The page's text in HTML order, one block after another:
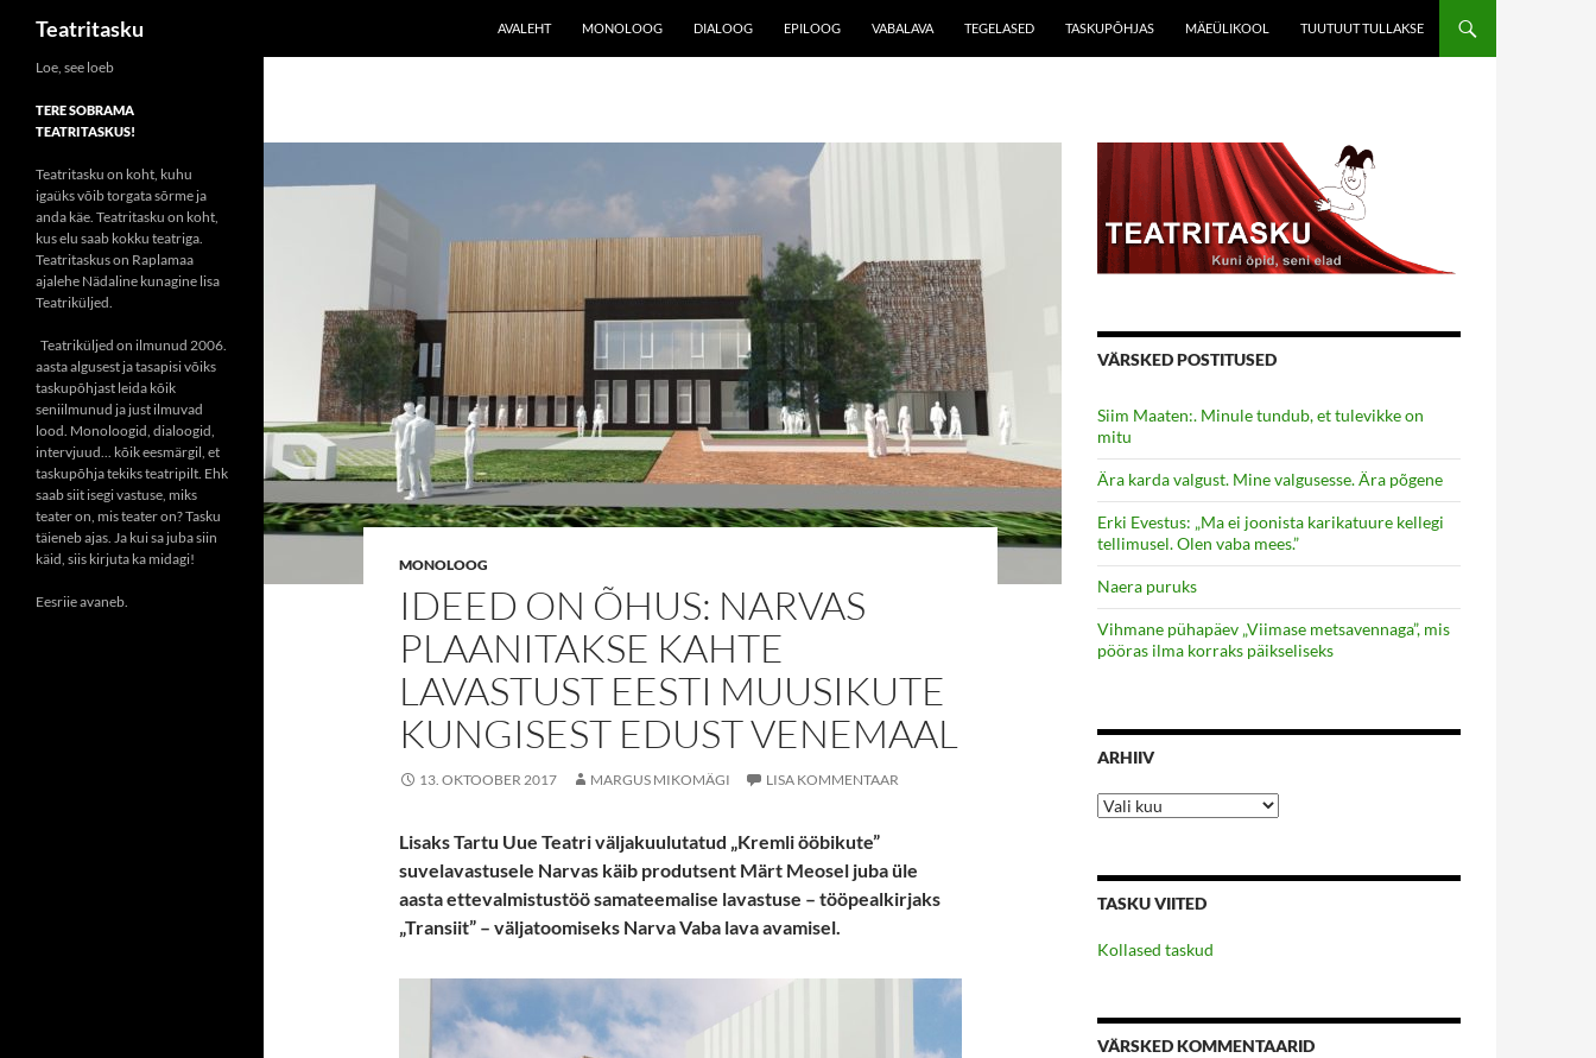
Liigu
juurde
Teatritasku AVALEHT MONOLOOG DIALOOG EPILOOG VABALAVA TEGELASED TASKUPÕHJAS MÄEÜLIKOOL TUUTUUT TULLAKSE
MONOLOOG
IDEED ON ÕHUS: NARVAS
PLAANITAKSE KAHTE
LAVASTUST EESTI MUUSIKUTE
KUNGISEST EDUST VENEMAAL
13. OKTOOBER 2017 MARGUS MIKOMÄGI LISA KOMMENTAAR
Lisaks Tartu Uue Teatri väljakuulutatud „Kremli ööbikute”
suvelavastusele Narvas käib produtsent Märt Meosel juba üle
aasta ettevalmistustöö samateemalise lavastuse – tööpealkirjaks
„Transiit” – väljatoomiseks Narva Vaba lava avamisel.
VÄRSKED POSTITUSED
Siim Maaten:. Minule tundub, et tulevikke on
mitu
Ära karda valgust. Mine valgusesse. Ära põgene
Erki Evestus: „Ma ei joonista karikatuure kellegi
tellimusel. Olen vaba mees.”
Naera puruks
Vihmane pühapäev „Viimase metsavennaga”, mis
pööras ilma korraks päikseliseks
ARHIIV
Arhiiv
TASKU VIITED
Kollased taskud
VÄRSKED KOMMENTAARID
Loe, see loeb
TERE SOBRAMA
TEATRITASKUS!
Teatritasku on koht, kuhu
igaüks võib torgata sõrme ja
anda käe. Teatritasku on koht,
kus elu saab kokku teatriga.
Teatritaskus on Raplamaa
ajalehe Nädaline kunagine lisa
Teatriküljed.
Teatriküljed on ilmunud 2006.
aasta algusest ja tasapisi võiks
taskupõhjast leida kõik
seniilmunud ja just ilmuvad
lood. Monoloogid, dialoogid,
intervjuud... kõik eesmärgil, et
taskupõhja tekiks teatripilt. Ehk
saab siit isegi vastuse, miks
teater on, mis teater on? Tasku
täieneb ajas. Ja kui sa juba siin
käid, siis kirjuta ka midagi!
Eesriie avaneb.